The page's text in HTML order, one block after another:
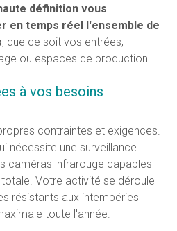
définition vous
en temps réel l'ensemble de
, que ce soit vos entrées,
ou espaces de production.
à vos besoins
contraintes et exigences.
nécessite une surveillance
caméras infrarouge capables
Votre activité se déroule
résistants aux intempéries
toute l'année.